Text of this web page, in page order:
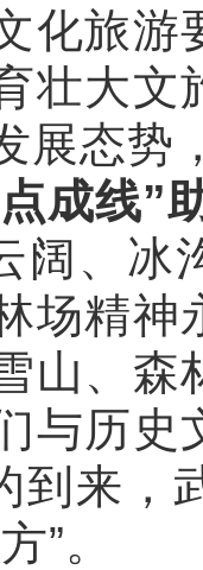
化旅游
壮大文
展态势
成线”
阔、冰
场精神
山、森
与历
到来
”。